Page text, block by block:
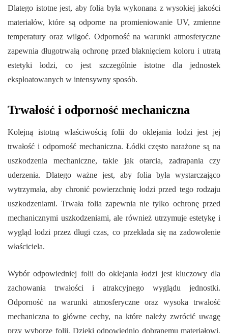
Dlatego istotne jest, aby folia była wykonana z wysokiej jakości
materiałów, które są odporne na promieniowanie UV, zmienne
temperatury oraz wilgoć. Odporność na warunki atmosferyczne
zapewnia długotrwałą ochronę przed blaknięciem koloru i utratą
estetyki łodzi, co jest szczególnie istotne dla jednostek
eksploatowanych w intensywny sposób.
Trwałość i odporność mechaniczna
Kolejną istotną właściwością folii do oklejania łodzi jest jej
trwałość i odporność mechaniczna. Łódki często narażone są na
uszkodzenia mechaniczne, takie jak otarcia, zadrapania czy
uderzenia. Dlatego ważne jest, aby folia była wystarczająco
wytrzymała, aby chronić powierzchnię łodzi przed tego rodzaju
uszkodzeniami. Trwała folia zapewnia nie tylko ochronę przed
mechanicznymi uszkodzeniami, ale również utrzymuje estetykę i
wygląd łodzi przez długi czas, co przekłada się na zadowolenie
właściciela.
Wybór odpowiedniej folii do oklejania łodzi jest kluczowy dla
zachowania trwałości i atrakcyjnego wyglądu jednostki.
Odporność na warunki atmosferyczne oraz wysoka trwałość
mechaniczna to główne cechy, na które należy zwrócić uwagę
przy wyborze folii. Dzięki odpowiednio dobranemu materiałowi,